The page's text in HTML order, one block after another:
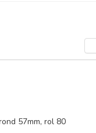
57mm, rol 80